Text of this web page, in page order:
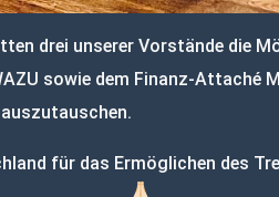
drei unserer Vorstände die
sowie dem Finanz-Attaché
für das Ermöglichen des